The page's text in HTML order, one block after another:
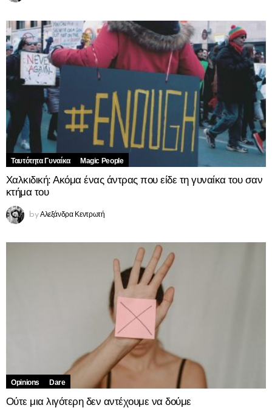
Ταυτότητα Γυναίκα Magic People
Χαλκιδική: Ακόμα ένας άντρας που είδε τη γυναίκα του σαν
κτήμα του
by Αλεξάνδρα Κεντρωτή
Opinions Dare
Ούτε μια λιγότερη δεν αντέχουμε να δούμε